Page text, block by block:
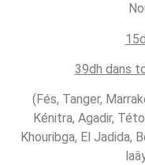
39dh dans
(Fés, Tanger,
Kénitra, Agadir,
Khouribga, El Jadida,